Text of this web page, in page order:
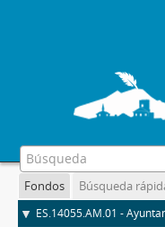
Fondos Búsqueda
ES.14055.AM.01 -